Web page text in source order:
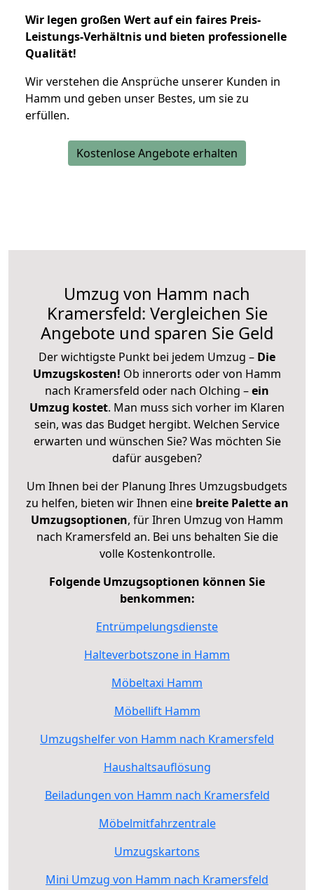
Wir legen großen Wert auf ein faires Preis-
Leistungs-Verhältnis und bieten professionelle
Qualität!
Wir verstehen die Ansprüche unserer Kunden in
Hamm und geben unser Bestes, um sie zu
erfüllen.
Kostenlose Angebote erhalten
Umzug von Hamm nach
Kramersfeld: Vergleichen Sie
Angebote und sparen Sie Geld
Der wichtigste Punkt bei jedem Umzug – Die
Umzugskosten! Ob innerorts oder von Hamm
nach Kramersfeld oder nach Olching –ein
Umzug kostet. Man muss sich vorher im Klaren
sein, was das Budget hergibt. Welchen Service
erwarten und wünschen Sie? Was möchten Sie
dafür ausgeben?
Um Ihnen bei der Planung Ihres Umzugsbudgets
zu helfen, bieten wir Ihnen eine breite Palette an
Umzugsoptionen, für Ihren Umzug von Hamm
nach Kramersfeld an. Bei uns behalten Sie die
volle Kostenkontrolle.
Folgende Umzugsoptionen können Sie
benkommen:
Entrümpelungsdienste
Halteverbotszone in Hamm
Möbeltaxi Hamm
Möbellift Hamm
Umzugshelfer von Hamm nach Kramersfeld
Haushaltsauflösung
Beiladungen von Hamm nach Kramersfeld
Möbelmitfahrzentrale
Umzugskartons
Mini Umzug von Hamm nach Kramersfeld